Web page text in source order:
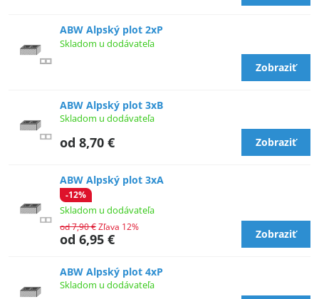
ABW Alpský plot 2xP
Skladom u dodávateľa
Zobraziť
ABW Alpský plot 3xB
Skladom u dodávateľa
od 8,70 € Zobraziť
ABW Alpský plot 3xA
-12%
Skladom u dodávateľa
od 6,95 €
od 7,90 €Zľava 12%
Zobraziť
ABW Alpský plot 4xP
Skladom u dodávateľa